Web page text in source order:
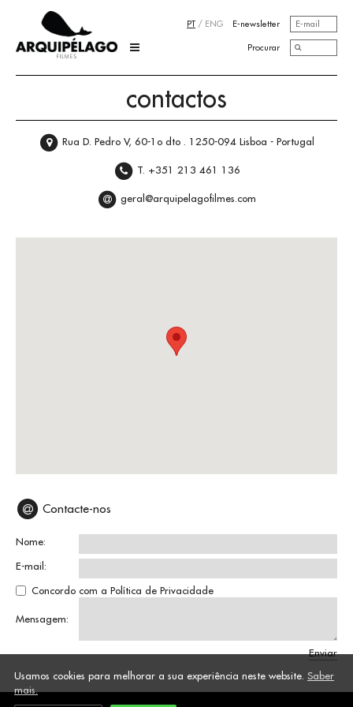
PT / ENG E-newsletter
Procurar
contactos
Rua D. Pedro V, 60-1o dto . 1250-094 Lisboa - Portugal
T. +351 213 461 136
geral@arquipelagofilmes.com
Contacte-nos
Nome:
E-mail:
Concordo com a Política de Privacidade
Mensagem:
Enviar
Usamos cookies para melhorar a sua experiência neste website. Saber
mais.